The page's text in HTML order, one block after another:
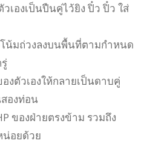
เองเป็นปืนคู่ไว้ยิง ปิ๋ว ปิ๋ว ใส่
โน้มถ่วงลงบนพื้นที่ตามกำหนด
งตัวเองให้กลายเป็นดาบคู่
องท่อน
ของฝ่ายตรงข้าม รวมถึง
น่อยด้วย